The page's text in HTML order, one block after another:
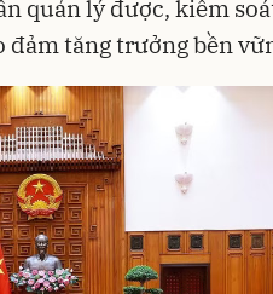
quản lý được, kiểm
tăng trưởng bền